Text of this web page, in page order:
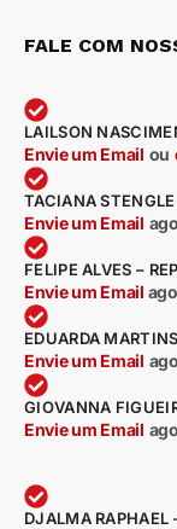
FALE COM
LAILSON
Envie um Email ou
TACIANA STENGLE
Envie um Email
FELIPE ALVES –
Envie um Email
EDUARDA
Envie um Email
GIOVANNA
Envie um Email
DJALMA RAPHAEL